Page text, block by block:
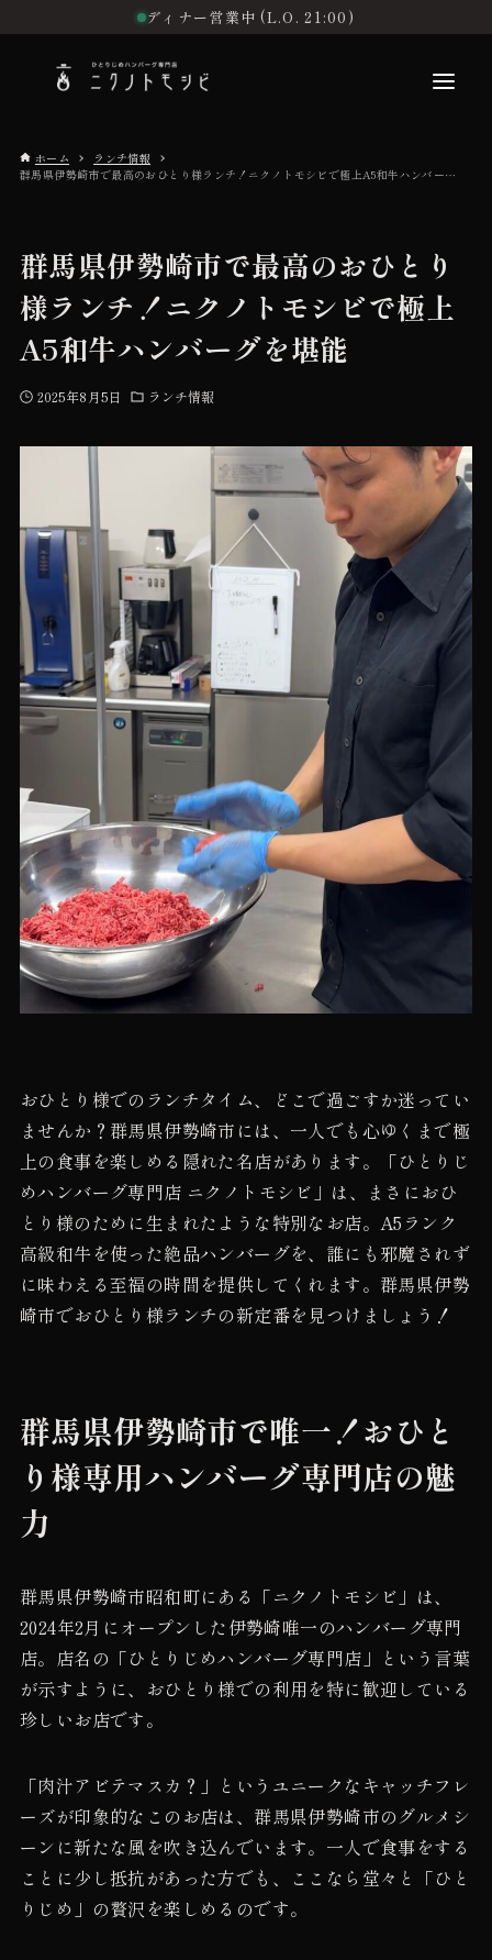
ディナー営業中 (L.O. 21:00)
お品書き
初めての方へ
ホーム
ランチ情報
群馬県伊勢崎市で最高のおひとり様ランチ！ニクノトモシビで極上A5和牛ハンバーグを堪能
群馬県伊勢崎市で最高のおひとり
様ランチ！ニクノトモシビで極上
A5和牛ハンバーグを堪能
2025年8月5日 ランチ情報
おひとり様でのランチタイム、どこで過ごすか迷ってい
ませんか？群馬県伊勢崎市には、一人でも心ゆくまで極
上の食事を楽しめる隠れた名店があります。「ひとりじ
めハンバーグ専門店 ニクノトモシビ」は、まさにおひ
とり様のために生まれたような特別なお店。A5ランク
高級和牛を使った絶品ハンバーグを、誰にも邪魔されず
に味わえる至福の時間を提供してくれます。群馬県伊勢
崎市でおひとり様ランチの新定番を見つけましょう！
群馬県伊勢崎市で唯一！おひと
り様専用ハンバーグ専門店の魅
力
群馬県伊勢崎市昭和町にある「ニクノトモシビ」は、
2024年2月にオープンした伊勢崎唯一のハンバーグ専門
店。店名の「ひとりじめハンバーグ専門店」という言葉
が示すように、おひとり様での利用を特に歓迎している
珍しいお店です。
「肉汁アビテマスカ？」というユニークなキャッチフレ
ーズが印象的なこのお店は、群馬県伊勢崎市のグルメシ
ーンに新たな風を吹き込んでいます。一人で食事をする
ことに少し抵抗があった方でも、ここなら堂々と「ひと
りじめ」の贅沢を楽しめるのです。